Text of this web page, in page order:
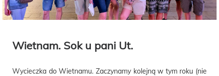
Wietnam. Sok u pani Ut.
Wycieczka do Wietnamu. Zaczynamy kolejną w tym roku (nie